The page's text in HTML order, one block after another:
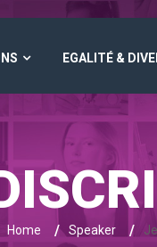
EGALITÉ &
Home / Speaker /